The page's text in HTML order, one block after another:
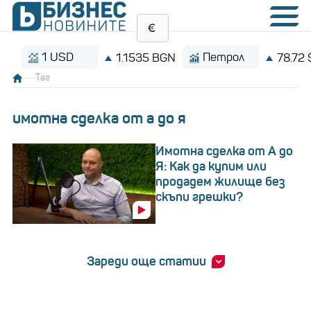
1 USD 1.1535 BGN Петрол 78.72 $/
Таг
имотна сделка от а до я
Имотна сделка от А до
Я: Как да купим или
продадем жилище без
скъпи грешки?
Зареди още статии